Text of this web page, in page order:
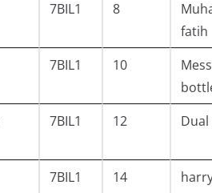
7BIL1 8
fatih
7BIL1 10
7BIL1 12
7BIL1 14